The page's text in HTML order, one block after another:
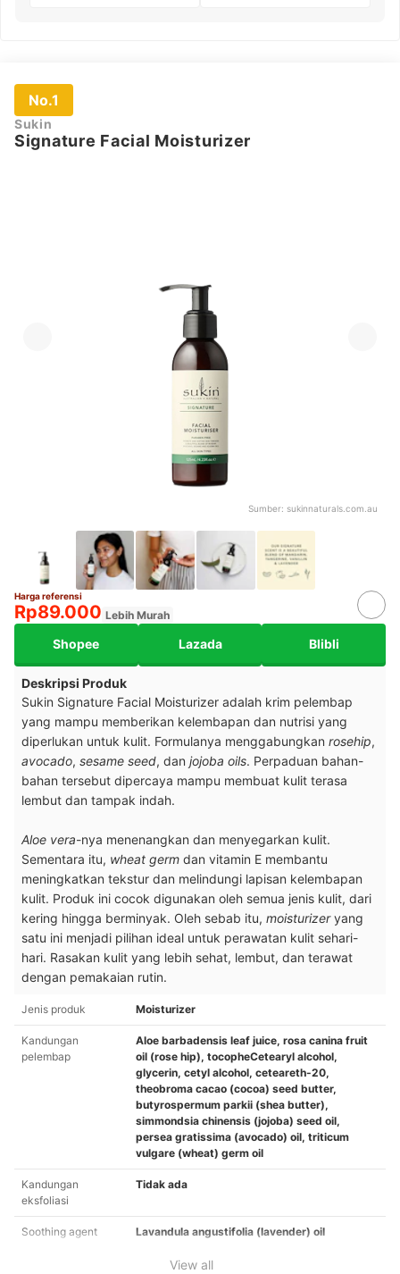
No.1
Sukin
Signature Facial Moisturizer
Sumber: sukinnaturals.com.au
Harga referensi
Rp89.000 Lebih Murah
Shopee Lazada Blibli
Deskripsi Produk
Sukin Signature Facial Moisturizer adalah krim pelembap
yang mampu memberikan kelembapan dan nutrisi yang
diperlukan untuk kulit. Formulanya menggabungkan rosehip,
avocado, sesame seed, dan jojoba oils. Perpaduan bahan-
bahan tersebut dipercaya mampu membuat kulit terasa
lembut dan tampak indah.
Aloe vera-nya menenangkan dan menyegarkan kulit.
Sementara itu, wheat germ dan vitamin E membantu
meningkatkan tekstur dan melindungi lapisan kelembapan
kulit. Produk ini cocok digunakan oleh semua jenis kulit, dari
kering hingga berminyak. Oleh sebab itu, moisturizeryang
satu ini menjadi pilihan ideal untuk perawatan kulit sehari-
hari. Rasakan kulit yang lebih sehat, lembut, dan terawat
dengan pemakaian rutin.
Jenis produk Moisturizer
Kandungan
pelembap
Aloe barbadensis leaf juice, rosa canina fruit
oil (rose hip), tocopheCetearyl alcohol,
glycerin, cetyl alcohol, ceteareth-20,
theobroma cacao (cocoa) seed butter,
butyrospermum parkii (shea butter),
simmondsia chinensis (jojoba) seed oil,
persea gratissima (avocado) oil, triticum
vulgare (wheat) germ oil
Kandungan
eksfoliasi
Tidak ada
Soothing agent Lavandula angustifolia (lavender) oil
View all